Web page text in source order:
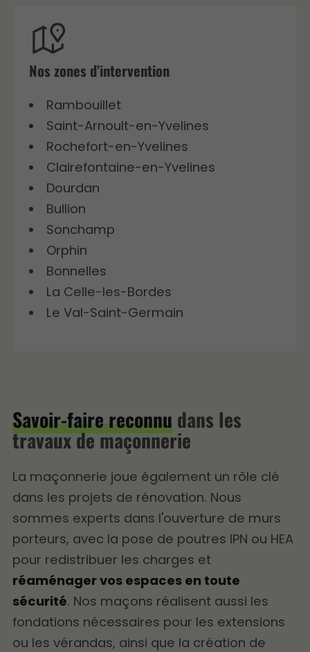
Nos zones d’intervention
Rambouillet
Saint-Arnoult-en-Yvelines
Rochefort-en-Yvelines
Clairefontaine-en-Yvelines
Dourdan
Bullion
Sonchamp
Orphin
Bonnelles
La Celle-les-Bordes
Le Val-Saint-Germain
Savoir-faire reconnudans les
travaux de maçonnerie
La maçonnerie joue également un rôle clé
dans les projets de rénovation. Nous
sommes experts dans l'ouverture de murs
porteurs, avec la pose de poutres IPN ou HEA
pour redistribuer les charges et
réaménager vos espaces en toute
sécurité. Nos maçons réalisent aussi les
fondations nécessaires pour les extensions
ou les vérandas, ainsi que la création de